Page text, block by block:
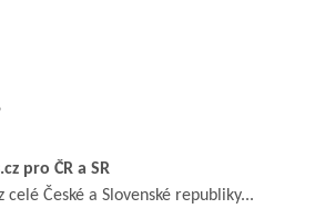
pro ČR a SR
České a Slovenské republiky...